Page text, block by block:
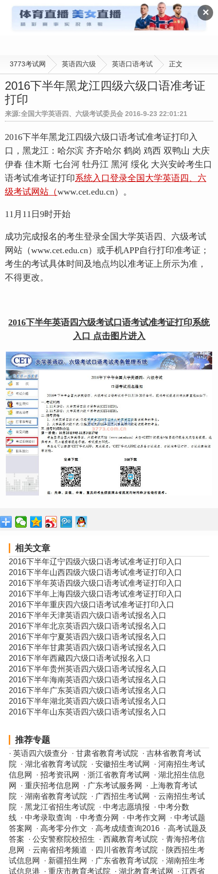
✕
英语口语考试
3773考试网 英语四六级 英语口语考试 正文
2016下半年黑龙江四级六级口语准考证
打印
来源:全国大学英语四、六级考试委员会 2016-9-23 22:01:21
2016下半年黑龙江四级六级口语考试准考证打印入
口，黑龙江：哈尔滨 齐齐哈尔 鹤岗 鸡西 双鸭山 大庆
伊春 佳木斯 七台河 牡丹江 黑河 绥化 大兴安岭考生口
语考试准考证打印系统入口登录全国大学英语四、六
级考试网站（www.cet.edu.cn）。
11月11日9时开始
成功完成报名的考生登录全国大学英语四、六级考试
网站（www.cet.edu.cn）或手机APP自行打印准考证；
考生的考试具体时间及地点均以准考证上所示为准，
不得更改。
2016下半年英语四六级考试口语考试准考证打印系统
入口 点击图片进入
相关文章
2016下半年辽宁四级六级口语考试准考证打印入口
2016下半年山西四级六级口语考试准考证打印入口
2016下半年英语四级六级口语考试准考证打印入口
2016下半年上海四级六级口语考试准考证打印入口
2016下半年重庆四六级口语考试准考证打印入口
2016下半年天津英语四六级口语考试报名入口
2016下半年北京英语四六级口语考试报名入口
2016下半年宁夏英语四六级口语考试报名入口
2016下半年甘肃英语四六级口语考试报名入口
2016下半年西藏四六级口语考试报名入口
2016下半年贵州英语四六级口语考试报名入口
2016下半年海南英语四六级口语考试报名入口
2016下半年广东英语四六级口语考试报名入口
2016下半年湖北英语四六级口语考试报名入口
2016下半年山东英语四六级口语考试报名入口
推荐专题
· 英语四六级查分 · 甘肃省教育考试院 · 吉林省教育考试
院 · 湖北省教育考试院 · 安徽招生考试网 · 河南招生考试
信息网
· 招考资讯网 · 浙江省教育考试网 · 湖北招生信息
网
· 重庆招考信息网 · 广东考试服务网 ·
上海教育考试
院 · 湖南省教育考试院 · 广西招生考试网 · 云南招生考试
院 · 黑龙江省招生考试院 · 中考志愿填报 · 中考分数
线 · 中考录取查询 · 中考查分网 · 中考作文网 · 中考试题
答案网
· 高考零分作文 · 高考成绩查询2016 · 高考试题及
答案 · 公安警察院校招生 · 西藏教育考试院 · 青海招考信
息网
· 云南省招考频道 · 四川省教育考试院 · 陕西招生考
试信息网
· 新疆招生网 · 广东省教育考试院 · 湖南招生考
试信息港 · 重庆市教育考试院 · 湖北教育考试网 · 江西省